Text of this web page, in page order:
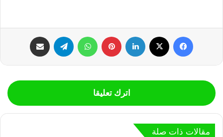
اترك تعليقا
مقالات ذات صلة